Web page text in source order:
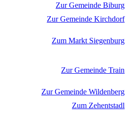
Zur Gemeinde Biburg
Zur Gemeinde Kirchdorf
Zum Markt Siegenburg
Zur Gemeinde Train
Zur Gemeinde Wildenberg
Zum Zehentstadl